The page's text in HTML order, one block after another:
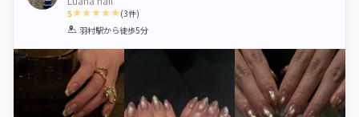
5
1 2 3 4 5
(3件)
羽村駅から徒歩5分